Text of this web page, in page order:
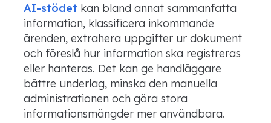
AI-stödet kan bland annat sammanfatta
information, klassificera inkommande
ärenden, extrahera uppgifter ur dokument
och föreslå hur information ska registreras
eller hanteras. Det kan ge handläggare
bättre underlag, minska den manuella
administrationen och göra stora
informationsmängder mer användbara.